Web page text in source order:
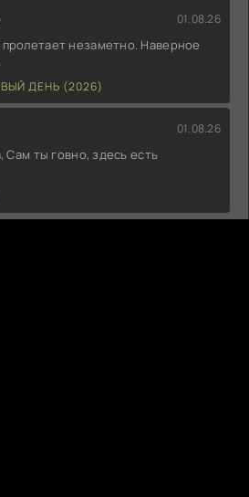
01.08.26
незаметно. Наверное
ДЕНЬ (2026)
01.08.26
Сам ты говно, здесь есть